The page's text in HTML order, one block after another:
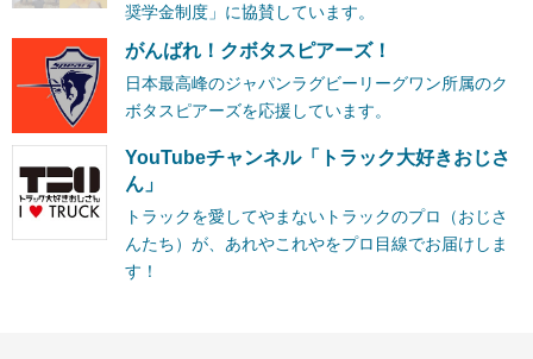
奨学金制度」に協賛しています。
がんばれ！クボタスピアーズ！
日本最高峰のジャパンラグビーリーグワン所属のク
ボタスピアーズを応援しています。
YouTubeチャンネル「トラック大好きおじさ
ん」
トラックを愛してやまないトラックのプロ（おじさ
んたち）が、あれやこれやをプロ目線でお届けしま
す！